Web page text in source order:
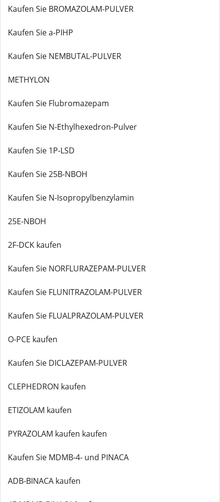
Kaufen Sie BROMAZOLAM-PULVER
Kaufen Sie a-PIHP
Kaufen Sie NEMBUTAL-PULVER
METHYLON
Kaufen Sie Flubromazepam
Kaufen Sie N-Ethylhexedron-Pulver
Kaufen Sie 1P-LSD
Kaufen Sie 25B-NBOH
Kaufen Sie N-Isopropylbenzylamin
25E-NBOH
2F-DCK kaufen
Kaufen Sie NORFLURAZEPAM-PULVER
Kaufen Sie FLUNITRAZOLAM-PULVER
Kaufen Sie FLUALPRAZOLAM-PULVER
O-PCE kaufen
Kaufen Sie DICLAZEPAM-PULVER
CLEPHEDRON kaufen
ETIZOLAM kaufen
PYRAZOLAM kaufen kaufen
Kaufen Sie MDMB-4- und PINACA
ADB-BINACA kaufen